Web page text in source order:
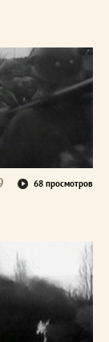
68 просмотров